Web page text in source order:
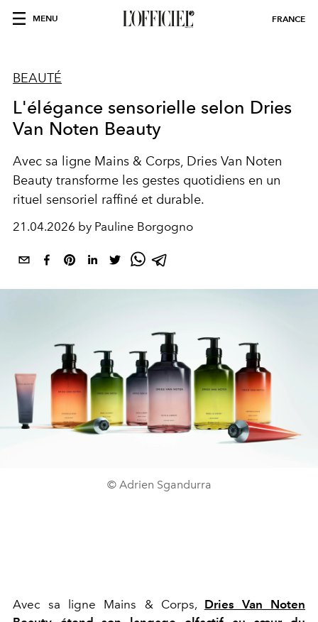
MENU FRANCE
BEAUTÉ
L'élégance sensorielle selon Dries
Van Noten Beauty
Avec sa ligne Mains & Corps, Dries Van Noten
Beauty transforme les gestes quotidiens en un
rituel sensoriel raffiné et durable.
21.04.2026 by Pauline Borgogno
© Adrien Sgandurra
Avec sa ligne Mains & Corps, Dries Van Noten